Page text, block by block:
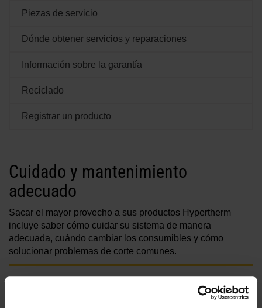
INICIAR SESIÓN
Crear una cuenta
Soluciones
Quiénes somos
Piezas de servicio
Dónde obtener servicios y reparaciones
Información sobre la garantía
Reciclado
Registrar un producto
Cuidado y mantenimiento
adecuado
Sacar el mayor provecho a sus productos Hypertherm
incluye saber cómo cuidar su sistema de manera
adecuada, cuándo cambiar los consumibles y cómo
solucionar problemas de corte comunes.